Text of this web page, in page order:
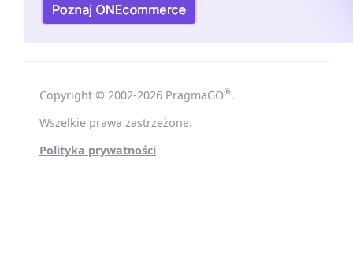
Copyright © 2002-2026 PragmaGO®.
Wszelkie prawa zastrzeżone.
Polityka prywatności